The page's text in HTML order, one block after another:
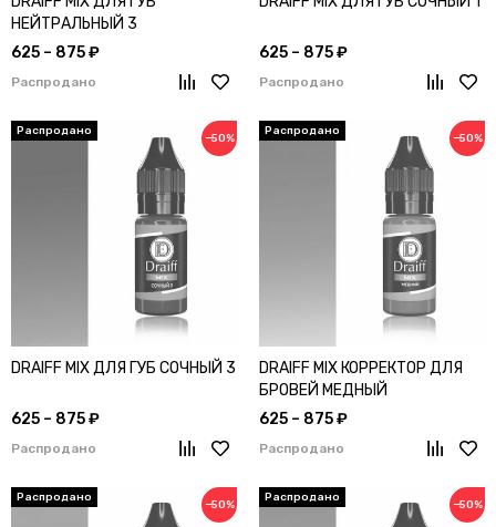
НЕЙТРАЛЬНЫЙ 3
625 – 875 ₽
Распродано
625 – 875 ₽
Распродано
−50%
DRAIFF MIX ДЛЯ ГУБ СОЧНЫЙ 3
625 – 875 ₽
Распродано
−50%
DRAIFF MIX КОРРЕКТОР ДЛЯ
БРОВЕЙ МЕДНЫЙ
625 – 875 ₽
Распродано
−50% −50%